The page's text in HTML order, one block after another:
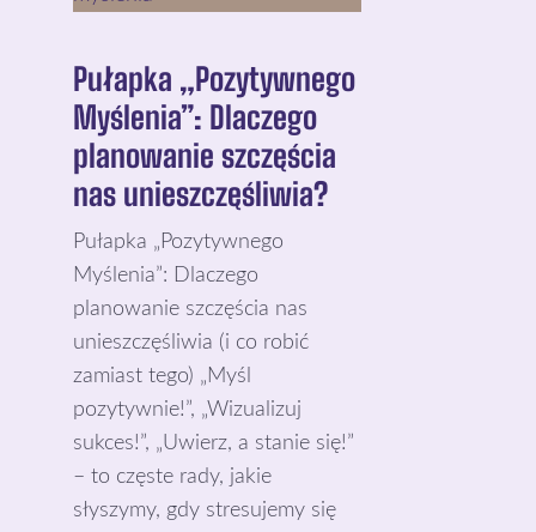
Pułapka „Pozytywnego
Myślenia”: Dlaczego
planowanie szczęścia
nas unieszczęśliwia?
Pułapka „Pozytywnego
Myślenia”: Dlaczego
planowanie szczęścia nas
unieszczęśliwia (i co robić
zamiast tego) „Myśl
pozytywnie!”, „Wizualizuj
sukces!”, „Uwierz, a stanie się!”
– to częste rady, jakie
słyszymy, gdy stresujemy się